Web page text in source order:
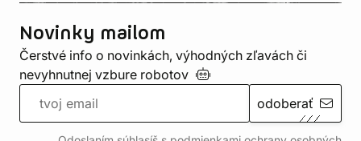
Novinky mailom
Čerstvé info o novinkách, výhodných zľavách či
nevyhnutnej vzbure robotov
odoberať